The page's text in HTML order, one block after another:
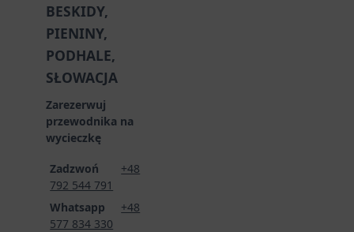
BESKIDY,
PIENINY,
PODHALE,
SŁOWACJA
Zarezerwuj
przewodnika na
wycieczkę
Zadzwoń +48
792 544 791
Whatsapp +48
577 834 330